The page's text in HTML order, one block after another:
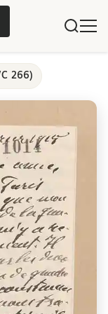
266)